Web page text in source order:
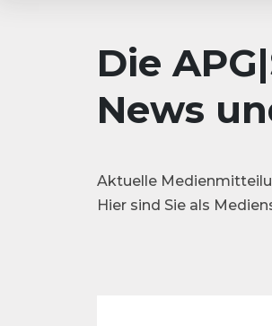
Die
News
Aktuelle
Hier sind Sie als